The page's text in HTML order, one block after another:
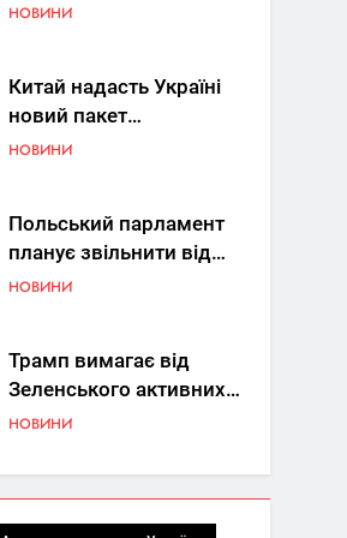
Україна знову у фокусі
НОВИНИ
Китай надасть Україні
новий пакет
енергетичної допомоги
НОВИНИ
Польський парламент
планує звільнити від
покарання
НОВИНИ
Трамп вимагає від
Зеленського активних
кроків у мирному
НОВИНИ
КМДА заявила про
параліч